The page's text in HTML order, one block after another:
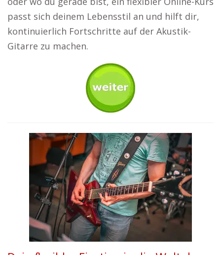
passt sich deinem Lebensstil an und hilft dir,
kontinuierlich Fortschritte auf der Akustik-
Gitarre zu machen.